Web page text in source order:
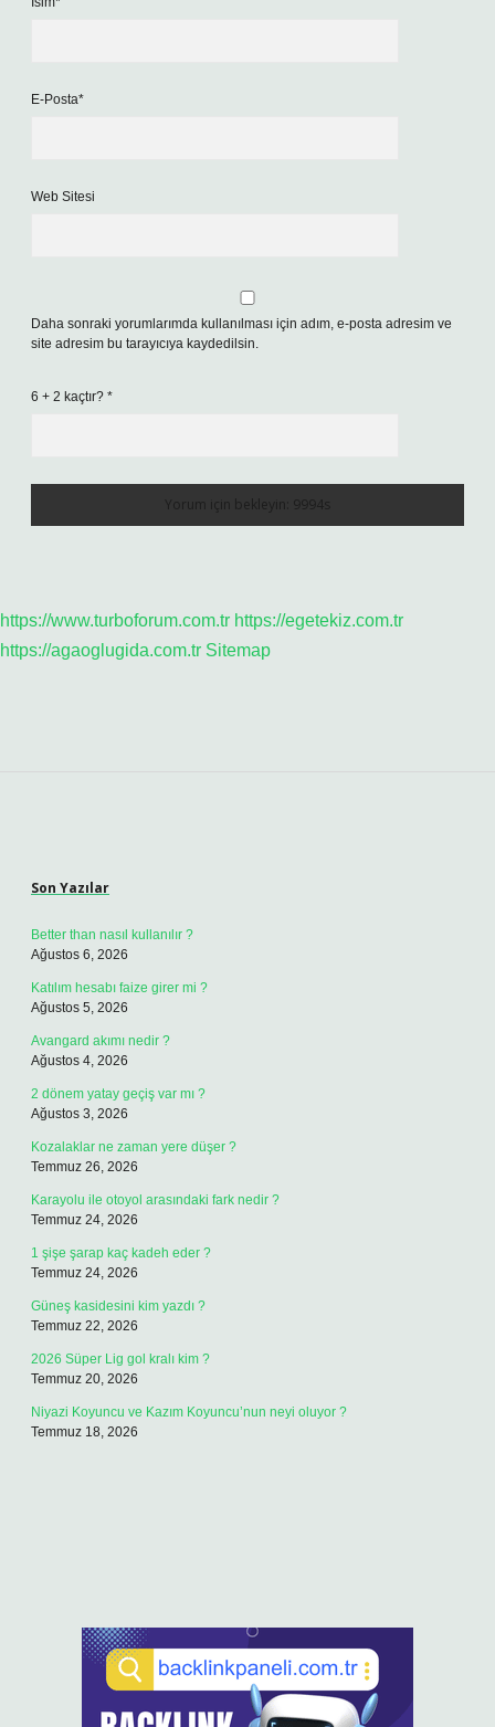
E-Posta*
Web Sitesi
Daha sonraki yorumlarımda kullanılması için adım, e-posta adresim ve
site adresim bu tarayıcıya kaydedilsin.
6 + 2 kaçtır? *
https://www.turboforum.com.tr https://egetekiz.com.tr
https://agaoglugida.com.tr Sitemap
Son Yazılar
Better than nasıl kullanılır ?
Ağustos 6, 2026
Katılım hesabı faize girer mi ?
Ağustos 5, 2026
Avangard akımı nedir ?
Ağustos 4, 2026
2 dönem yatay geçiş var mı ?
Ağustos 3, 2026
Kozalaklar ne zaman yere düşer ?
Temmuz 26, 2026
Karayolu ile otoyol arasındaki fark nedir ?
Temmuz 24, 2026
1 şişe şarap kaç kadeh eder ?
Temmuz 24, 2026
Güneş kasidesini kim yazdı ?
Temmuz 22, 2026
2026 Süper Lig gol kralı kim ?
Temmuz 20, 2026
Niyazi Koyuncu ve Kazım Koyuncu’nun neyi oluyor ?
Temmuz 18, 2026